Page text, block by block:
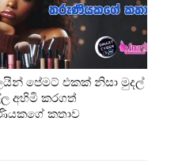
පේමට් එකක් නිසා මුදල්
අහිමි කරගත්
කතාව